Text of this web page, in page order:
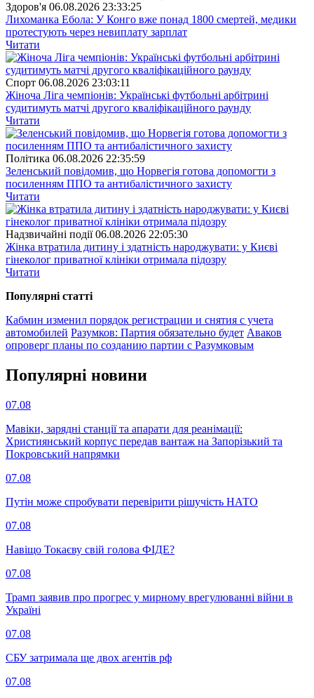
Здоров'я 06.08.2026 23:33:25
Лихоманка Ебола: У Конго вже понад 1800 смертей, медики
протестують через невиплату зарплат
Читати
Спорт 06.08.2026 23:03:11
Жіноча Ліга чемпіонів: Українські футбольні арбітрині
судитимуть матчі другого кваліфікаційного раунду
Читати
Полiтика 06.08.2026 22:35:59
Зеленський повідомив, що Норвегія готова допомогти з
посиленням ППО та антибалістичного захисту
Читати
Надзвичайні події 06.08.2026 22:05:30
Жінка втратила дитину і здатність народжувати: у Києві
гінеколог приватної клініки отримала підозру
Читати
Популярнi статтi
Кабмин изменил порядок регистрации и снятия с учета
автомобилей Разумков: Партия обязательно будет Аваков
опроверг планы по созданию партии с Разумковым
Популярнi новини
07.08
Мавіки, зарядні станції та апарати для реанімації:
Християнський корпус передав вантаж на Запорізький та
Покровський напрямки
07.08
Путін може спробувати перевірити рішучість НАТО
07.08
Навіщо Токаєву свій голова ФІДЕ?
07.08
Трамп заявив про прогрес у мирному врегулюванні війни в
Україні
07.08
СБУ затримала ще двох агентів рф
07.08